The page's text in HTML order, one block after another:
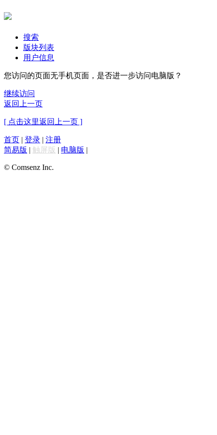
搜索
版块列表
用户信息
您访问的页面无手机页面，是否进一步访问电脑版？
继续访问
返回上一页
[ 点击这里返回上一页 ]
首页 | 登录 | 注册
简易版 | 触屏版 | 电脑版 |
© Comsenz Inc.